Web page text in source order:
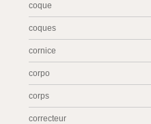
coque
coques
cornice
corpo
corps
correcteur